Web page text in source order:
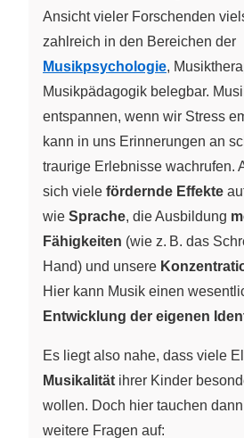
Ansicht vieler Forschenden
zahlreich in den Bereichen der
Musikpsychologie,
Musikpädagogik belegbar.
entspannen, wenn wir Stress
kann in uns Erinnerungen an
traurige Erlebnisse wachrufen.
sich viele fördernde Effekte
wie Sprache, die Ausbildung
Fähigkeiten (wie z. B. das
Hand) und unsere
Hier kann Musik einen
Entwicklung der eigenen
Es liegt also nahe, dass viele
Musikalität ihrer Kinder
wollen. Doch hier tauchen
weitere Fragen auf: